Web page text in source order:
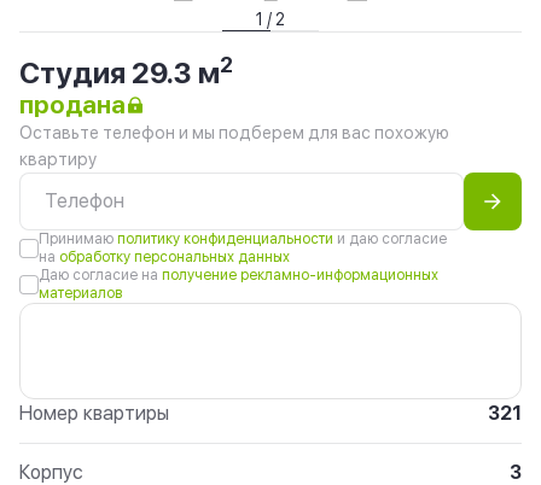
1 / 2
Студия 29.3 м2
продана
Оставьте телефон и мы подберем для вас похожую
квартиру
Принимаю политику конфиденциальности и даю согласие
на обработку персональных данных
Даю согласие на получение рекламно-информационных
материалов
Номер квартиры 321
Корпус 3